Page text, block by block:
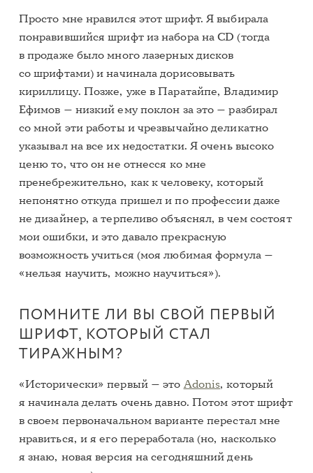
Просто мне нравился этот шрифт. Я выбирала
понравившийся шрифт из набора на СD (тогда
в продаже было много лазерных дисков
со шрифтами) и начинала дорисовывать
кириллицу. Позже, уже в Паратайпе, Владимир
Ефимов — низкий ему поклон за это — разбирал
со мной эти работы и чрезвычайно деликатно
указывал на все их недостатки. Я очень высоко
ценю то, что он не отнесся ко мне
пренебрежительно, как к человеку, который
непонятно откуда пришел и по профессии даже
не дизайнер, а терпеливо объяснял, в чем состоят
мои ошибки, и это давало прекрасную
возможность учиться (моя любимая формула —
«нельзя научить, можно научиться»).
ПОМНИТЕ ЛИ ВЫ СВОЙ ПЕРВЫЙ
ШРИФТ, КОТОРЫЙ СТАЛ
ТИРАЖНЫМ?
«Исторически» первый — это Adonis, который
я начинала делать очень давно. Потом этот шрифт
в своем первоначальном варианте перестал мне
нравиться, и я его переработала (но, насколько
я знаю, новая версия на сегодняшний день